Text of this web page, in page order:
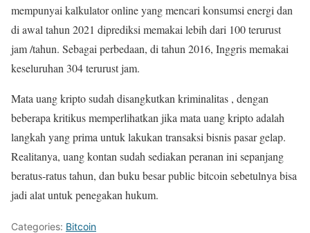
mempunyai kalkulator online yang mencari konsumsi energi dan
di awal tahun 2021 diprediksi memakai lebih dari 100 terurust
jam /tahun. Sebagai perbedaan, di tahun 2016, Inggris memakai
keseluruhan 304 terurust jam.
Mata uang kripto sudah disangkutkan kriminalitas , dengan
beberapa kritikus memperlihatkan jika mata uang kripto adalah
langkah yang prima untuk lakukan transaksi bisnis pasar gelap.
Realitanya, uang kontan sudah sediakan peranan ini sepanjang
beratus-ratus tahun, dan buku besar public bitcoin sebetulnya bisa
jadi alat untuk penegakan hukum.
Categories: Bitcoin